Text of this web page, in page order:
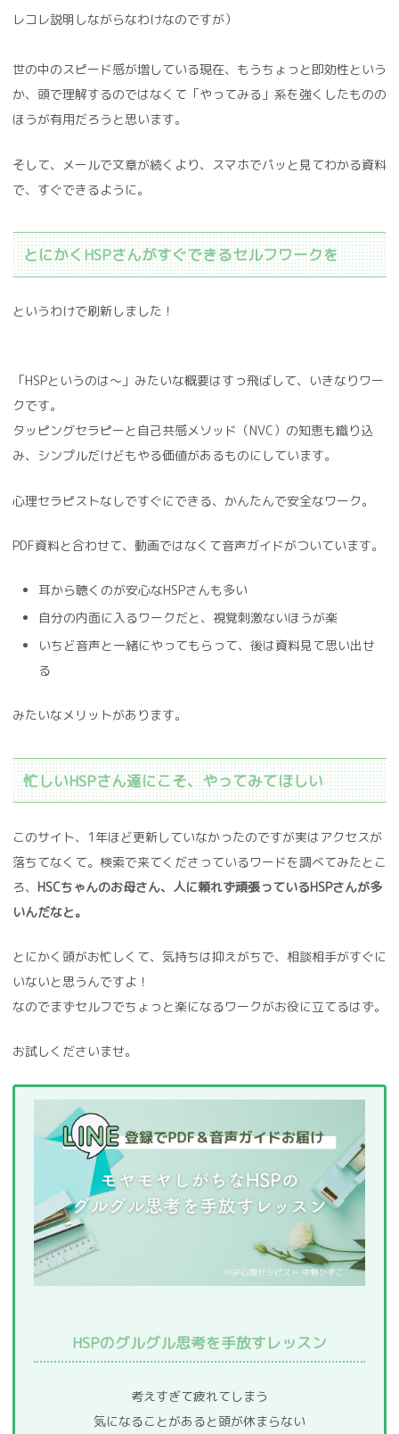
レコレ説明しながらなわけなのですが）
世の中のスピード感が増している現在、もうちょっと即効性という
か、頭で理解するのではなくて「やってみる」系を強くしたものの
ほうが有用だろうと思います。
そして、メールで文章が続くより、スマホでパッと見てわかる資料
で、すぐできるように。
とにかくHSPさんがすぐできるセルフワークを
というわけで刷新しました！
「HSPというのは～」みたいな概要はすっ飛ばして、いきなりワー
クです。
タッピングセラピーと自己共感メソッド（NVC）の知恵も織り込
み、シンプルだけどもやる価値があるものにしています。
心理セラピストなしですぐにできる、かんたんで安全なワーク。
PDF資料と合わせて、動画ではなくて音声ガイドがついています。
耳から聴くのが安心なHSPさんも多い
自分の内面に入るワークだと、視覚刺激ないほうが楽
いちど音声と一緒にやってもらって、後は資料見て思い出せ
る
みたいなメリットがあります。
忙しいHSPさん達にこそ、やってみてほしい
このサイト、1年ほど更新していなかったのですが実はアクセスが
落ちてなくて。検索で来てくださっているワードを調べてみたとこ
ろ、 HSCちゃんのお母さん、人に頼れず頑張っているHSPさんが多
いんだなと。
とにかく頭がお忙しくて、気持ちは抑えがちで、相談相手がすぐに
いないと思うんですよ！
なのでまずセルフでちょっと楽になるワークがお役に立てるはず。
お試しくださいませ。
HSPのグルグル思考を手放すレッスン
考えすぎて疲れてしまう
気になることがあると頭が休まらない